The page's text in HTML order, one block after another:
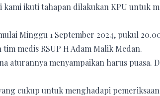
ikuti tahapan dilakukan KPU untuk
Minggu 1 September 2024, pukul
medis RSUP H Adam Malik Medan.
aturannya menyampaikan harus puasa.
cukup untuk menghadapi